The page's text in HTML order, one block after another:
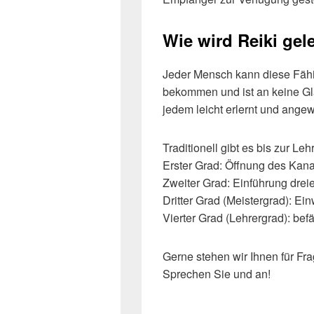
Wie wird Reiki
Jeder Mensch kann diese
bekommen und ist an keine
jedem leicht erlernt und
Traditionell gibt es bis zur
Erster Grad: Öffnung des
Zweiter Grad: Einführung
Dritter Grad (Meistergrad):
Vierter Grad (Lehrergrad):
Gerne stehen wir Ihnen für
Sprechen Sie und an!